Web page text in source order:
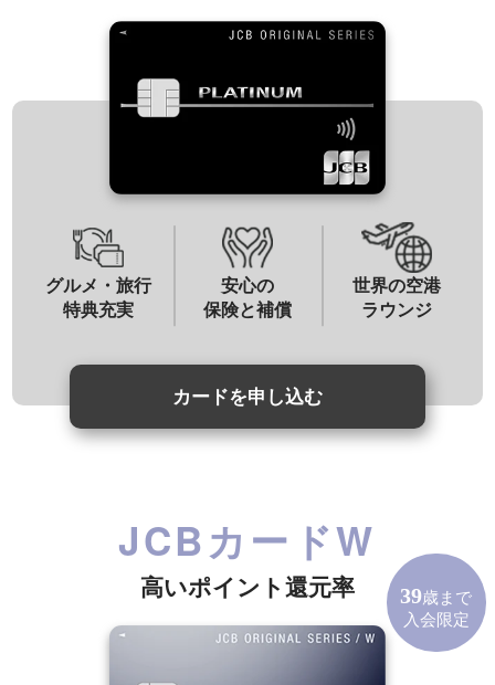
グルメ・旅行
特典充実
安心の
保険と補償
世界の空港
ラウンジ
カードを申し込む
JCBカードW
高いポイント還元率 39歳まで
入会限定